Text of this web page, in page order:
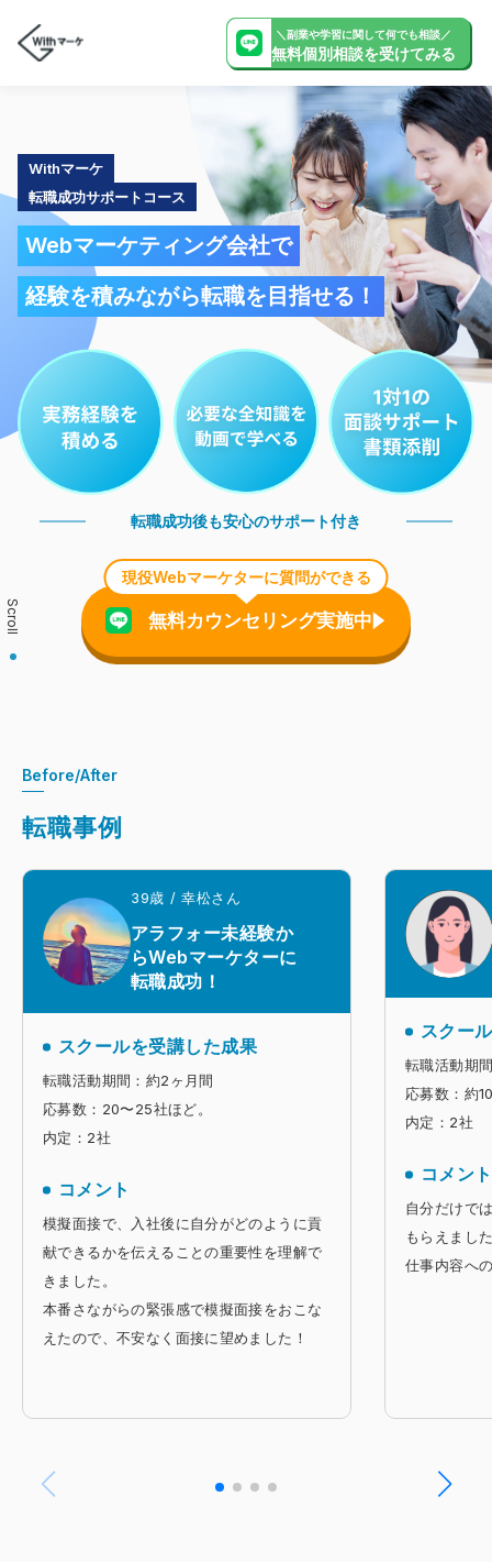
＼副業や学習に関して何でも相談／
無料個別相談を受けてみる
Withマーケ
転職成功サポートコース
Webマーケティング会社で
経験を積みながら転職を目指せる！
転職成功後も安心のサポート付き
無料カウンセリング実施中
現役Webマーケターに質問ができる
Scroll
Before/After
転職事例
39歳 / 幸松さん
アラフォー未経験か
らWebマーケターに
転職成功！
スクールを受講した成果
転職活動期間：約2ヶ月間
応募数：20〜25社ほど。
内定：2社
コメント
模擬面接で、入社後に自分がどのように貢
献できるかを伝えることの重要性を理解で
きました。
本番さながらの緊張感で模擬面接をおこな
えたので、不安なく面接に望めました！
スクー
転職活動期
応募数：約
内定：2社
コメント
自分だけで
もらえまし
仕事内容へ